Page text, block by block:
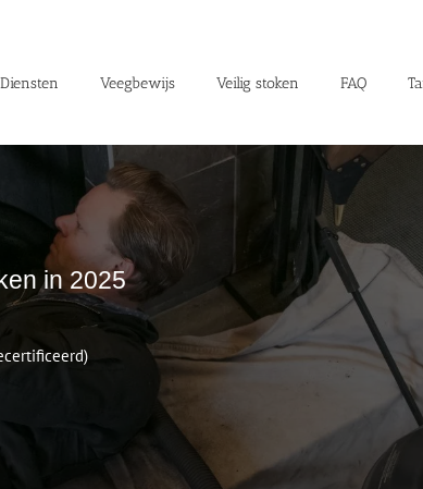
Diensten Veegbewijs Veilig stoken FAQ
in 2025